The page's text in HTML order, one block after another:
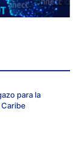
para la